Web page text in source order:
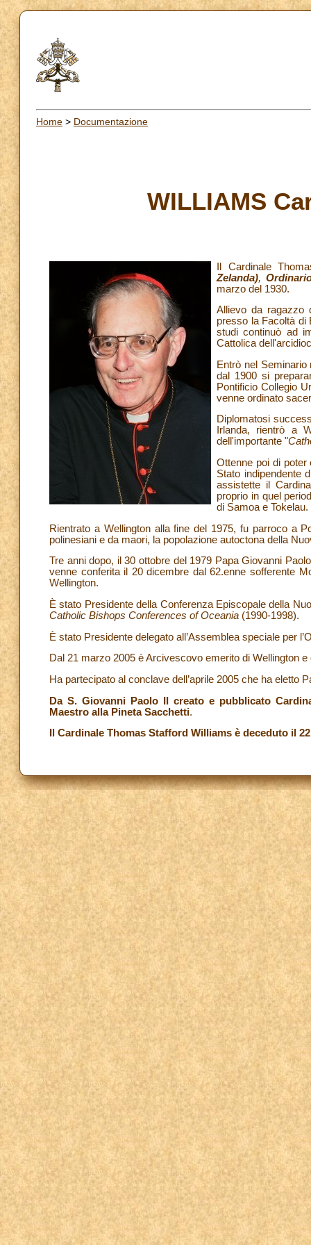
Home > Documentazione
WILLIAMS
Il Cardinale
Zelanda),
marzo del 1930.
Allievo da ragazzo
presso la Facoltà di
studi continuò ad
Cattolica
Entrò nel
dal 1900 si
Pontificio Collegio
venne ordinato
Diplomatosi
Irlanda, rientrò a
dell'importante "
Ottenne poi di
Stato indipendente
assistette il
proprio in quel
di Samoa e Tokelau.
Rientrato a Wellington alla fine del 1975, fu parroco a
polinesiani e da maori, la popolazione autoctona della
Tre anni dopo, il 30 ottobre del 1979 Papa Giovanni
venne conferita il 20 dicembre dal 62.enne sofferente
Wellington.
È stato Presidente della Conferenza Episcopale della
Catholic Bishops Conferences of Oceania (1990-1998).
È stato Presidente delegato all’Assemblea speciale per
Dal 21 marzo 2005 è Arcivescovo emerito di Wellington
Ha partecipato al conclave dell’aprile 2005 che ha eletto
Da S. Giovanni Paolo II creato e pubblicato
Maestro alla Pineta Sacchetti.
Il Cardinale Thomas Stafford Williams è deceduto il